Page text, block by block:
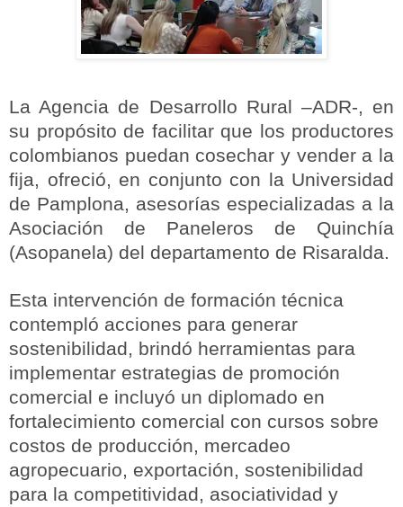
La Agencia de Desarrollo Rural –ADR-, en
su propósito de facilitar que los productores
colombianos puedan cosechar y vender a la
fija, ofreció, en conjunto con la Universidad
de Pamplona, asesorías especializadas a la
Asociación de Paneleros de Quinchía
(Asopanela) del departamento de Risaralda.
Esta intervención de formación técnica
contempló acciones para generar
sostenibilidad, brindó herramientas para
implementar estrategias de promoción
comercial e incluyó un diplomado en
fortalecimiento comercial con cursos sobre
costos de producción, mercadeo
agropecuario, exportación, sostenibilidad
para la competitividad, asociatividad y